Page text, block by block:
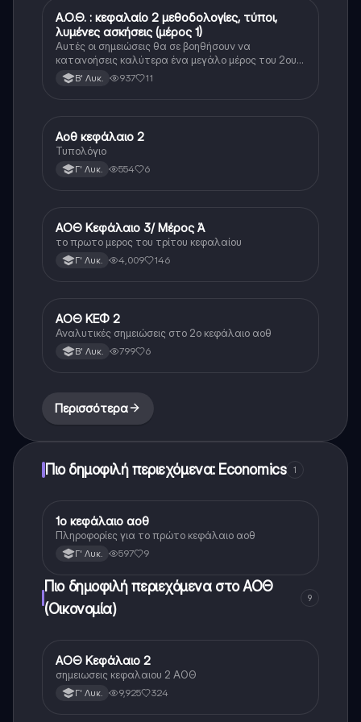
ΑΟΘ (Οικονομία)
Α.Ο.Θ. : κεφαλαίο 2 μεθοδολογίες, τύποι,
λυμένες ασκήσεις (μέρος 1)
Αυτές οι σημειώσεις θα σε βοηθήσουν να
κατανοήσεις καλύτερα ένα μεγάλο μέρος του 2ου
κεφαλαίου στο αοθ το οποίο είναι από τα πιο
δύσκολα και σημαντικά κεφάλαια
Β' Λυκ. 937 11
ΑΟΘ (Οικονομία)
Αοθ κεφάλαιο 2
Τυπολόγιο
Γ' Λυκ. 554 6
ΑΟΘ (Οικονομία)
ΑΟΘ Κεφάλαιο 3/ Μέρος Ά
το πρωτο μερος του τρίτου κεφαλαίου
Γ' Λυκ. 4,009 146
ΑΟΘ (Οικονομία)
ΑΟΘ ΚΕΦ 2
Αναλυτικές σημειώσεις στο 2ο κεφάλαιο αοθ
Β' Λυκ. 799 6
Περισσότερα
Πιο δημοφιλή περιεχόμενα: Economics 1
ΑΟΘ (Οικονομία)
1ο κεφάλαιο αοθ
Πληροφορίες για το πρώτο κεφάλαιο αοθ
Γ' Λυκ. 597 9
Πιο δημοφιλή περιεχόμενα στο ΑΟΘ
(Οικονομία)
9
ΑΟΘ (Οικονομία)
ΑΟΘ Κεφάλαιο 2
σημειωσεις κεφαλαιου 2 ΑΟΘ
Γ' Λυκ. 9,925 324